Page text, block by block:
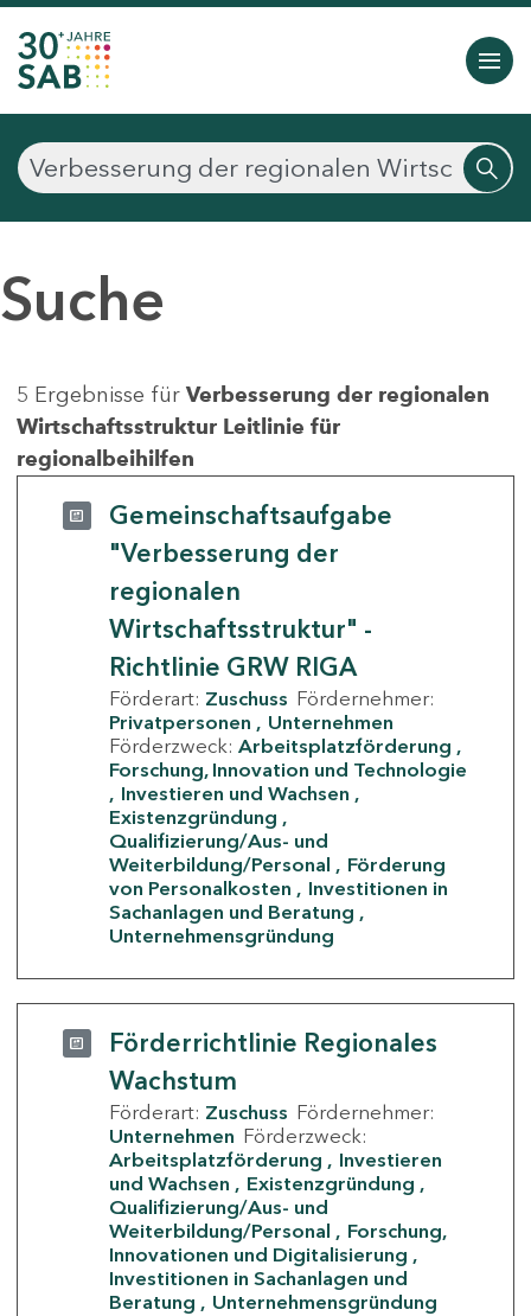
Suche
5 Ergebnisse für Verbesserung der regionalen
Wirtschaftsstruktur Leitlinie für
regionalbeihilfen
Gemeinschaftsaufgabe
"Verbesserung der
regionalen
Wirtschaftsstruktur" -
Richtlinie GRW RIGA
Förderart: Zuschuss Fördernehmer:
Privatpersonen
Unternehmen
Förderzweck: Arbeitsplatzförderung
Forschung, Innovation und Technologie
Investieren und Wachsen
Existenzgründung
Qualifizierung/Aus- und
Weiterbildung/Personal
Förderung
von Personalkosten
Investitionen in
Sachanlagen und Beratung
Unternehmensgründung
Förderrichtlinie Regionales
Wachstum
Förderart: Zuschuss Fördernehmer:
Unternehmen Förderzweck:
Arbeitsplatzförderung
Investieren
und Wachsen
Existenzgründung
Qualifizierung/Aus- und
Weiterbildung/Personal
Forschung,
Innovationen und Digitalisierung
Investitionen in Sachanlagen und
Beratung
Unternehmensgründung